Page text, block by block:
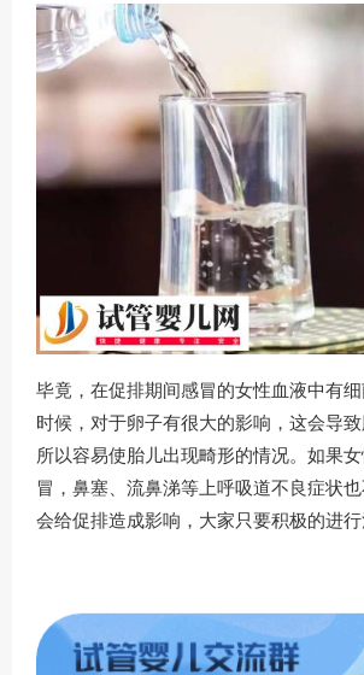
毕竟，在促排期间感冒的女性血液中有
时候，对于卵子有很大的影响，这会导致
所以容易使胎儿出现畸形的情况。如果
冒，鼻塞、流鼻涕等上呼吸道不良症状
会给促排造成影响，大家只要积极的进行